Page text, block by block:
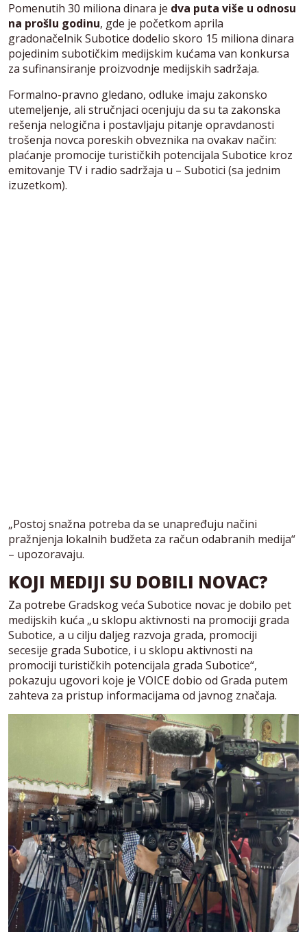
Pomenutih 30 miliona dinara je dva puta više u odnosu
na prošlu godinu, gde je početkom aprila
gradonačelnik Subotice dodelio skoro 15 miliona dinara
pojedinim subotičkim medijskim kućama van konkursa
za sufinansiranje proizvodnje medijskih sadržaja.
Formalno-pravno gledano, odluke imaju zakonsko
utemeljenje, ali stručnjaci ocenjuju da su ta zakonska
rešenja nelogična i postavljaju pitanje opravdanosti
trošenja novca poreskih obveznika na ovakav način:
plaćanje promocije turističkih potencijala Subotice kroz
emitovanje TV i radio sadržaja u – Subotici (sa jednim
izuzetkom).
„Postoj snažna potreba da se unapređuju načini
pražnjenja lokalnih budžeta za račun odabranih medija“
– upozoravaju.
KOJI MEDIJI SU DOBILI NOVAC?
Za potrebe Gradskog veća Subotice novac je dobilo pet
medijskih kuća „u sklopu aktivnosti na promociji grada
Subotice, a u cilju daljeg razvoja grada, promociji
secesije grada Subotice, i u sklopu aktivnosti na
promociji turističkih potencijala grada Subotice“,
pokazuju ugovori koje je VOICE dobio od Grada putem
zahteva za pristup informacijama od javnog značaja.